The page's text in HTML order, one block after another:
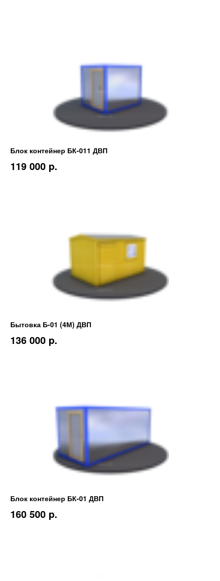
Блок контейнер БК-011 ДВП
119 000 p.
Бытовка Б-01 (4М) ДВП
136 000 p.
Блок контейнер БК-01 ДВП
160 500 p.